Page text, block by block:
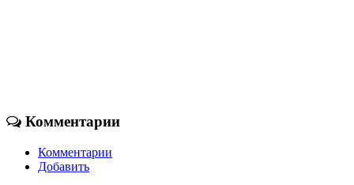
Комментарии
Комментарии
Добавить